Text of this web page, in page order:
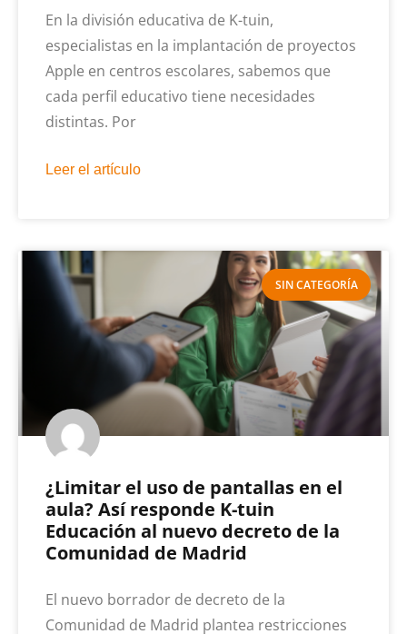
En la división educativa de K-tuin,
especialistas en la implantación de proyectos
Apple en centros escolares, sabemos que
cada perfil educativo tiene necesidades
distintas. Por
Leer el artículo
SIN CATEGORÍA
¿Limitar el uso de pantallas en el
aula? Así responde K-tuin
Educación al nuevo decreto de la
Comunidad de Madrid
El nuevo borrador de decreto de la
Comunidad de Madrid plantea restricciones